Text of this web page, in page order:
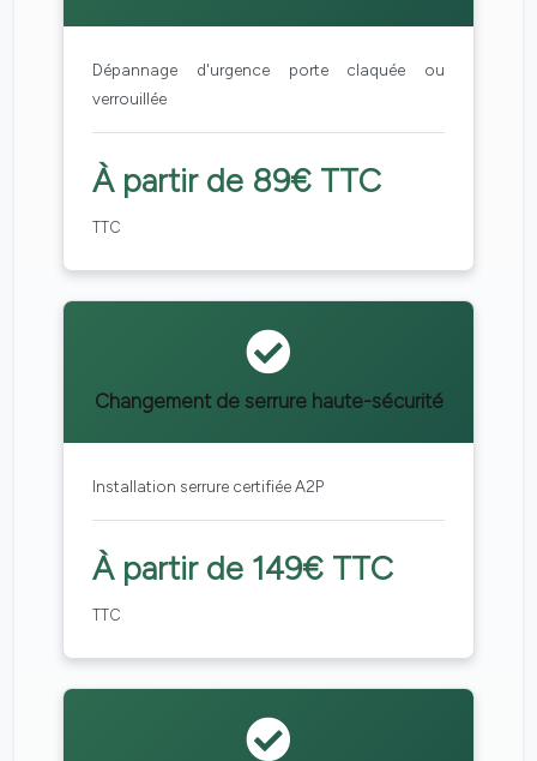
Dépannage d'urgence porte claquée ou
verrouillée
À partir de 89€ TTC
TTC
Changement de serrure haute-sécurité
Installation serrure certifiée A2P
À partir de 149€ TTC
TTC